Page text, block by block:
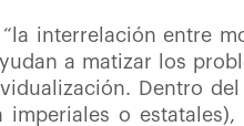
interrelación entre
a matizar los
Dentro
o